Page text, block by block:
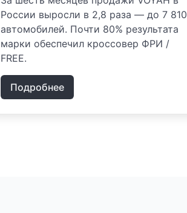
России выросли в 2,8 раза — до 7 810
автомобилей. Почти 80% результата
марки обеспечил кроссовер ФРИ /
FREE.
Подробнее